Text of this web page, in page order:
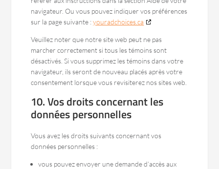
navigateur. Ou vous pouvez indiquer vos préférences
sur la page suivante :youradchoices.ca
Veuillez noter que notre site web peut ne pas
marcher correctement si tous les témoins sont
désactivés. Si vous supprimez les témoins dans votre
navigateur, ils seront de nouveau placés après votre
consentement lorsque vous revisiterez nos sites web.
10. Vos droits concernant les
données personnelles
Vous avez les droits suivants concernant vos
données personnelles :
vous pouvez envoyer une demande d’accès aux